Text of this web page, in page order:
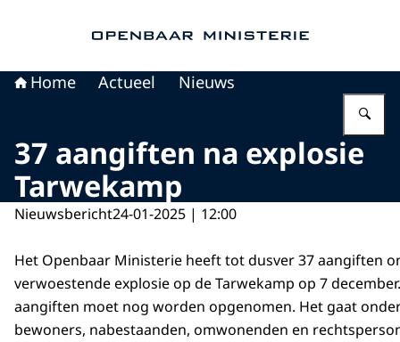
Home Actueel Nieuws
37 aangiften na explosie
Tarwekamp
Nieuwsbericht24-01-2025 | 12:00
Het Openbaar Ministerie heeft tot dusver 37 aangiften
verwoestende explosie op de Tarwekamp op 7
aangiften moet nog worden opgenomen. Het gaat
bewoners, nabestaanden, omwonenden en